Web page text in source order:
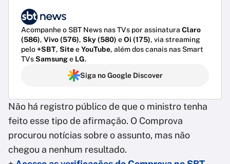
Acompanhe o SBT News nas TVs por assinatura Claro
(586), Vivo (576), Sky (580) eOi (175), via streaming
pelo+SBT, SiteeYouTube, além dos canais nas Smart
TVsSamsunge LG.
Siga no Google Discover
Não há registro público de que o ministro tenha
feito esse tipo de afirmação. O Comprova
procurou notícias sobre o assunto, mas não
chegou a nenhum resultado.